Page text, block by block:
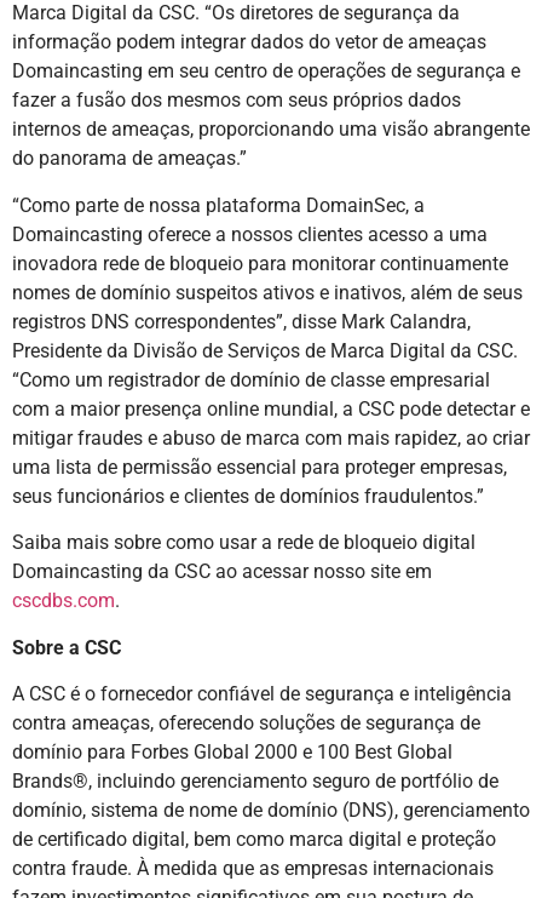
Marca Digital da CSC. “Os diretores de segurança da
informação podem integrar dados do vetor de ameaças
Domaincasting em seu centro de operações de segurança e
fazer a fusão dos mesmos com seus próprios dados
internos de ameaças, proporcionando uma visão abrangente
do panorama de ameaças.”
“Como parte de nossa plataforma DomainSec, a
Domaincasting oferece a nossos clientes acesso a uma
inovadora rede de bloqueio para monitorar continuamente
nomes de domínio suspeitos ativos e inativos, além de seus
registros DNS correspondentes”, disse Mark Calandra,
Presidente da Divisão de Serviços de Marca Digital da CSC.
“Como um registrador de domínio de classe empresarial
com a maior presença online mundial, a CSC pode detectar e
mitigar fraudes e abuso de marca com mais rapidez, ao criar
uma lista de permissão essencial para proteger empresas,
seus funcionários e clientes de domínios fraudulentos.”
Saiba mais sobre como usar a rede de bloqueio digital
Domaincasting da CSC ao acessar nosso site em
cscdbs.com.
Sobre a CSC
A CSC é o fornecedor confiável de segurança e inteligência
contra ameaças, oferecendo soluções de segurança de
domínio para Forbes Global 2000 e 100 Best Global
Brands®, incluindo gerenciamento seguro de portfólio de
domínio, sistema de nome de domínio (DNS), gerenciamento
de certificado digital, bem como marca digital e proteção
contra fraude. À medida que as empresas internacionais